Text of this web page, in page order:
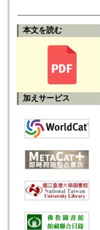
本文を読む
加えサービス